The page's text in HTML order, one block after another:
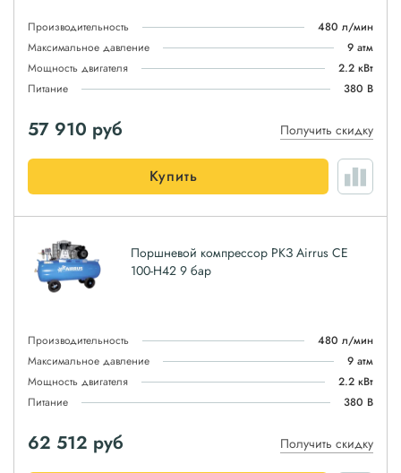
Производительность
480 л/мин
Максимальное давление
9 атм
Мощность двигателя
2.2 кВт
Питание
380 В
57 910 руб Получить скидку
Купить
Поршневой компрессор РКЗ Airrus CE
100-H42 9 бар
Производительность
480 л/мин
Максимальное давление
9 атм
Мощность двигателя
2.2 кВт
Питание
380 В
62 512 руб Получить скидку